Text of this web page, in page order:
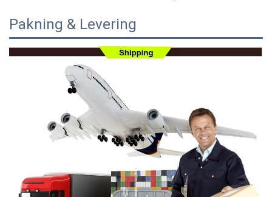
Pakning & Levering